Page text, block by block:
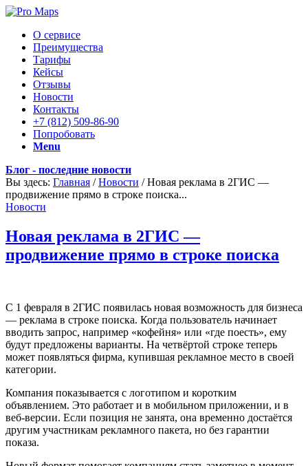
О сервисе
Преимущества
Тарифы
Кейсы
Отзывы
Новости
Контакты
+7 (812) 509-86-90
Попробовать
Menu
Блог - последние новости
Вы здесь: Главная / Новости / Новая реклама в 2ГИС —
продвижение прямо в строке поиска...
Новости
Новая реклама в 2ГИС —
продвижение прямо в строке поиска
С 1 февраля в 2ГИС появилась новая возможность для бизнеса
— реклама в строке поиска. Когда пользователь начинает
вводить запрос, например «кофейня» или «где поесть», ему
будут предложены варианты. На четвёртой строке теперь
может появляться фирма, купившая рекламное место в своей
категории.
Компания показывается с логотипом и коротким
объявлением. Это работает и в мобильном приложении, и в
веб-версии. Если позиция не занята, она временно достаётся
другим участникам рекламного пакета, но без гарантии
показа.